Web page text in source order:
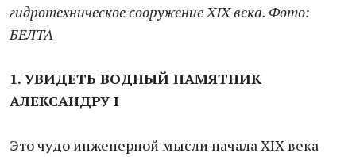
гидротехническое сооружение XIX века. Фото:
БЕЛТА
1. УВИДЕТЬ ВОДНЫЙ ПАМЯТНИК
АЛЕКСАНДРУ I
Это чудо инженерной мысли начала XIX века